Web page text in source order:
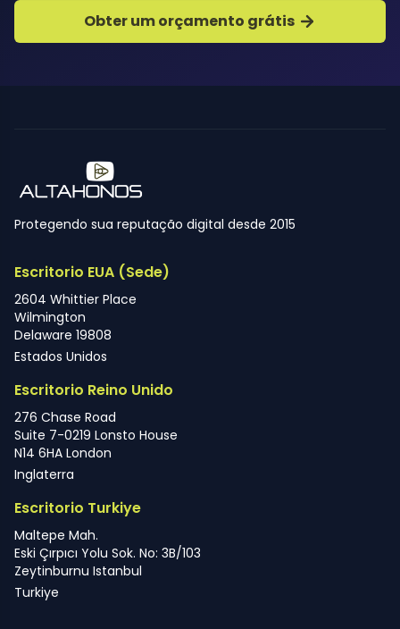
Obter um orçamento grátis
Protegendo sua reputação digital desde 2015
Escritorio EUA (Sede)
2604 Whittier Place
Wilmington
Delaware 19808
Estados Unidos
Escritorio Reino Unido
276 Chase Road
Suite 7-0219 Lonsto House
N14 6HA London
Inglaterra
Escritorio Turkiye
Maltepe Mah.
Eski Çırpıcı Yolu Sok. No: 3B/103
Zeytinburnu Istanbul
Turkiye